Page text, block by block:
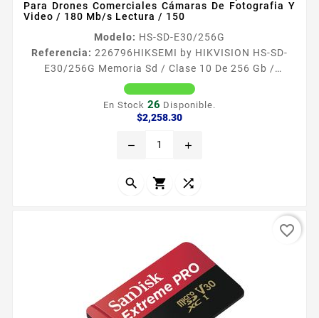
Para Drones Comerciales Cámaras De Fotografia Y
Video / 180 Mb/s Lectura / 150
Modelo: HS-SD-E30/256G
Referencia: 226796HIKSEMI by HIKVISION HS-SD-
E30/256G Memoria Sd / Clase 10 De 256 Gb /
Especializada Para Drones Comerciales Cámaras De
Fotografia Y Video / 180 Mb/s Lectura / 150
Especificaciones Características Principales
escritura 150 MBs Sistema de archivos exFAT
TripleLevel Cell Dimensiones 1499 x 1092 x 102...
En Stock 26 Disponible.
$2,258.30Precio
remove add
  
favorite_border